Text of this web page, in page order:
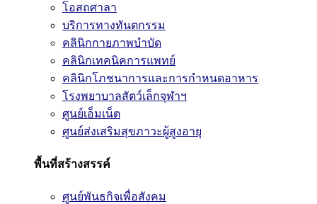
โอสถศาลา
บริการทางทันตกรรม
คลินิกกายภาพบำบัด
คลินิกเทคนิคการแพทย์
คลินิกโภชนาการและการกำหนดอาหาร
โรงพยาบาลสัตว์เล็กจุฬาฯ
ศูนย์เอ็มเน็ต
ศูนย์ส่งเสริมสุขภาวะผู้สูงอายุ
พื้นที่สร้างสรรค์
ศูนย์พันธกิจเพื่อสังคม